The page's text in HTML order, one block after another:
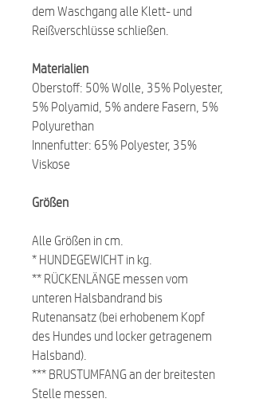
dem Waschgang alle Klett- und
Reißverschlüsse schließen.
Materialien
Oberstoff: 50% Wolle, 35% Polyester,
5% Polyamid, 5% andere Fasern, 5%
Polyurethan
Innenfutter: 65% Polyester, 35%
Viskose
Größen
Alle Größen in cm.
* HUNDEGEWICHT in kg.
** RÜCKENLÄNGE messen vom
unteren Halsbandrand bis
Rutenansatz (bei erhobenem Kopf
des Hundes und locker getragenem
Halsband).
*** BRUSTUMFANG an der breitesten
Stelle messen.